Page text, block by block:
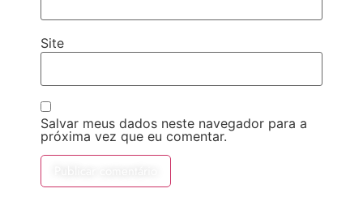
Site
Salvar meus dados neste navegador para a
próxima vez que eu comentar.